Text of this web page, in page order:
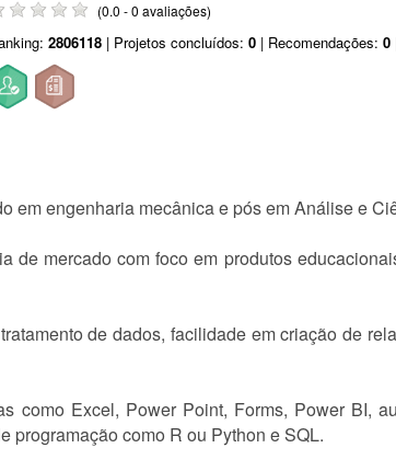
(0.0 - 0 avaliações)
2806118 | Projetos concluídos: 0 | Recomendações: 0
em engenharia mecânica e pós em Análise e
de mercado com foco em produtos
de dados, facilidade em criação de
como Excel, Power Point, Forms, Power BI,
programação como R ou Python e SQL.